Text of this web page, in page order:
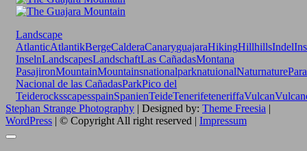
Landscape
AtlanticAtlantikBergeCalderaCanaryguajaraHikingHillhillsIndel
InselnLandscapesLandschaftLas CañadasMontana
PasajironMountainMountainsnationalparknatuionalNaturnature
Nacional de las CañadasParkPico del
TeiderocksscapesspainSpanienTeideTenerifeteneriffaVulcan
Stephan Strange Photography | Designed by: Theme Freesia |
WordPress | © Copyright All right reserved | Impressum